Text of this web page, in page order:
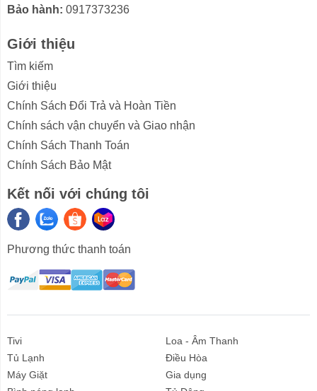
Cuckoo CRP-JHR1060FD sử dụng.
Công nghệ lòng nồi Xwall Stainless Coating + Full
Stainless Eco Curved Wave chống dính tuyệt đối với
bất kỳ nguyên liệu nào được sử dụng.
Bảo hành: 0917373236
Giới thiệu
Tìm kiếm
Giới thiệu
Chính Sách Đổi Trả và Hoàn Tiền
Chính sách vận chuyển và Giao nhận
Chính Sách Thanh Toán
Chính Sách Bảo Mật
Kết nối với chúng tôi
Phương thức thanh toán
Tivi
Loa - Âm Thanh
Tủ Lạnh
Điều Hòa
Máy Giặt
Gia dụng